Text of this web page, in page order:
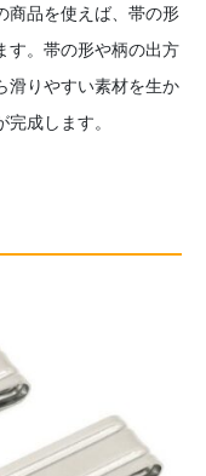
商品を使えば、帯の形
す。帯の形や柄の出方
滑りやすい素材を生か
成します。